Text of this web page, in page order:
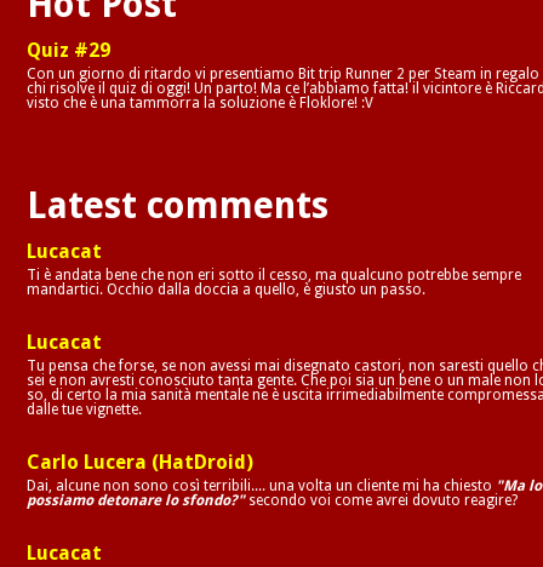
Quiz #29
Con un giorno di ritardo vi presentiamo Bit trip Runner 2 per Steam in regalo
chi risolve il quiz di oggi! Un parto! Ma ce l’abbiamo fatta! il vicintore è
visto che è una tammorra la soluzione è Floklore! :V
Latest comments
Lucacat
Ti è andata bene che non eri sotto il cesso, ma qualcuno potrebbe sempre
mandartici. Occhio dalla doccia a quello, è giusto un passo.
Lucacat
Tu pensa che forse, se non avessi mai disegnato castori, non saresti quello
sei e non avresti conosciuto tanta gente. Che poi sia un bene o un male non
so, di certo la mia sanità mentale ne è uscita irrimediabilmente
dalle tue vignette.
Carlo Lucera (HatDroid)
Dai, alcune non sono così terribili.... una volta un cliente mi ha chiesto "Ma lo
possiamo detonare lo sfondo?"secondo voi come avrei dovuto reagire?
Lucacat